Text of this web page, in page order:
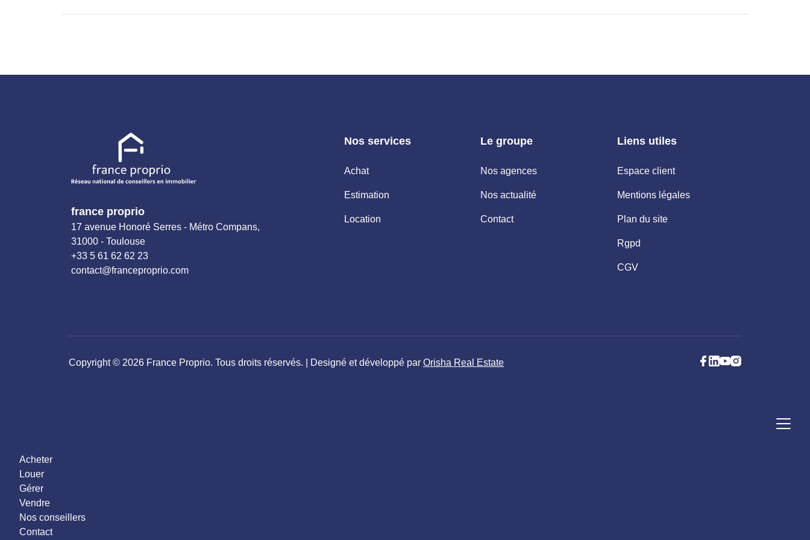
france proprio
17 avenue Honoré Serres - Métro Compans,
31000 - Toulouse
+33 5 61 62 62 23
contact@franceproprio.com
Nos services
Achat
Estimation
Location
Le groupe
Nos agences
Nos actualité
Contact
Liens utiles
Espace client
Mentions légales
Plan du site
Rgpd
CGV
Copyright © 2026 France Proprio. Tous droits réservés. | Designé et développé par Orisha Real Estate
Acheter
Louer
Gérer
Vendre
Nos conseillers
Contact